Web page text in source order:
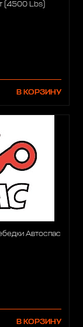
(4500 Lbs)
В КОРЗИНУ
Автоспас
В КОРЗИНУ